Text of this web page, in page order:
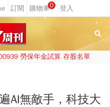
0
勞保年金試算 存股名單
AI無敵手，科技大